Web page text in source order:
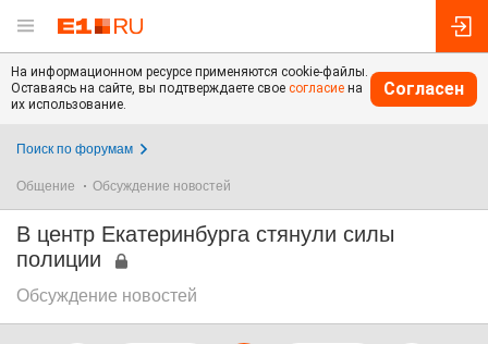
На информационном ресурсе применяются cookie-файлы.
Оставаясь на сайте, вы подтверждаете свое согласие на
их использование.
Согласен
Поиск по форумам
Общение Обсуждение новостей
В центр Екатеринбурга стянули силы
полиции
Обсуждение новостей